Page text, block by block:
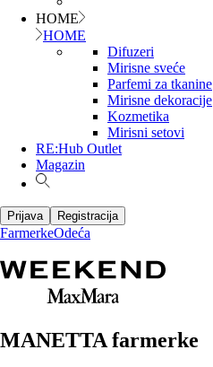
HOME
HOME
Difuzeri
Mirisne sveće
Parfemi za tkanine
Mirisne dekoracije
Kozmetika
Mirisni setovi
RE:Hub Outlet
Magazin
Prijava Registracija
FarmerkeOdeća
MANETTA farmerke